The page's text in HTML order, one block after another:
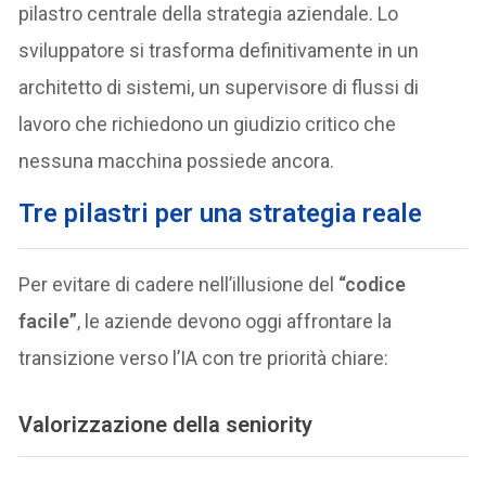
pilastro centrale della strategia aziendale. Lo
sviluppatore si trasforma definitivamente in un
architetto di sistemi, un supervisore di flussi di
lavoro che richiedono un giudizio critico che
nessuna macchina possiede ancora.
Tre pilastri per una strategia reale
Per evitare di cadere nell’illusione del “codice
facile”, le aziende devono oggi affrontare la
transizione verso l’IA con tre priorità chiare:
Valorizzazione della seniority